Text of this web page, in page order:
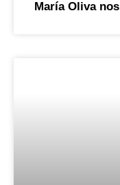
María Oliva